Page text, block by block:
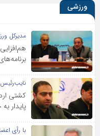
ورزشی
مدیرکل
کشتی
پایدار
با رأی